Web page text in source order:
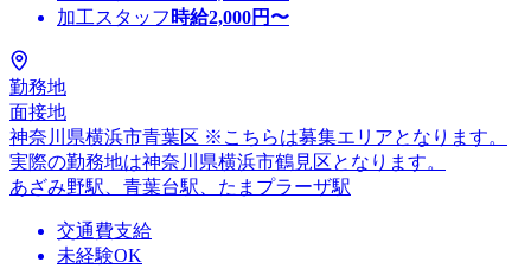
加工スタッフ 時給2,000円〜
勤務地
面接地
神奈川県横浜市青葉区 ※こちらは募集エリアとなります。
実際の勤務地は神奈川県横浜市鶴見区となります。
あざみ野駅、青葉台駅、たまプラーザ駅
交通費支給
未経験OK